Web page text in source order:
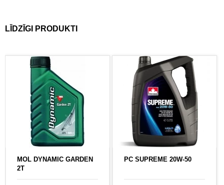
LĪDZĪGI PRODUKTI
MOL DYNAMIC GARDEN
2T
PC SUPREME 20W-50